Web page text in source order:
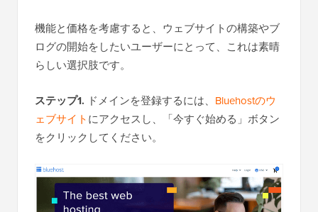
機能と価格を考慮すると、ウェブサイトの構築やブ
ログの開始をしたいユーザーにとって、これは素晴
らしい選択肢です。
ステップ1. ドメインを登録するには、 Bluehostのウ
ェブサイトにアクセスし、「今すぐ始める」ボタン
をクリックしてください。